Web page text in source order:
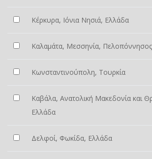
Κέρκυρα, Ιόνια Νησιά, Ελλάδα
Καλαμάτα, Μεσσηνία,
Κωνσταντινούπολη, Τουρκία
Καβάλα, Ανατολική Μακεδονία και
Ελλάδα
Δελφοί, Φωκίδα, Ελλάδα